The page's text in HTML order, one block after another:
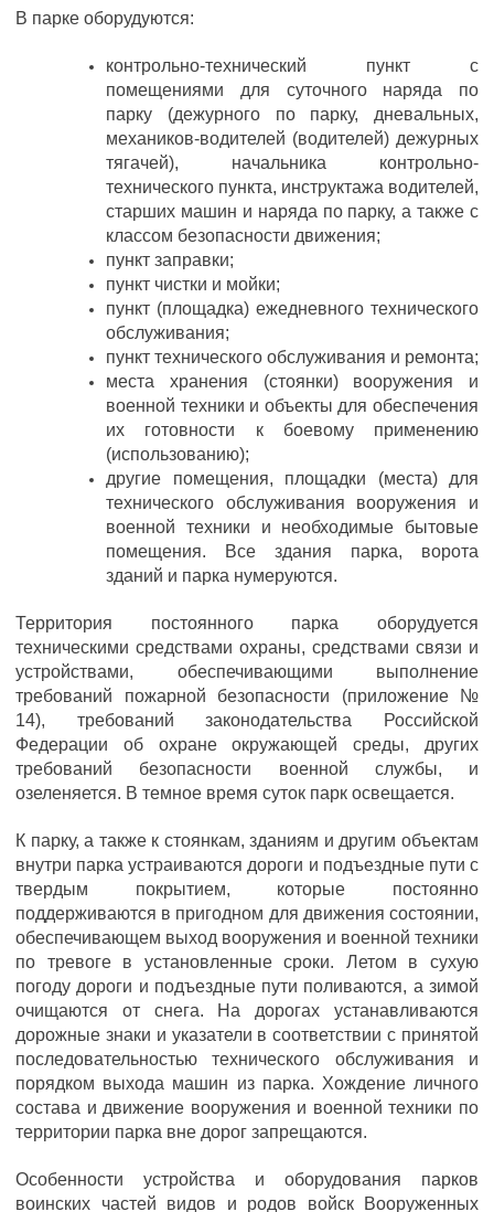
В парке оборудуются:
контрольно-технический пункт с
помещениями для суточного наряда по
парку (дежурного по парку, дневальных,
механиков-водителей (водителей) дежурных
тягачей), начальника контрольно-
технического пункта, инструктажа водителей,
старших машин и наряда по парку, а также с
классом безопасности движения;
пункт заправки;
пункт чистки и мойки;
пункт (площадка) ежедневного технического
обслуживания;
пункт технического обслуживания и ремонта;
места хранения (стоянки) вооружения и
военной техники и объекты для обеспечения
их готовности к боевому применению
(использованию);
другие помещения, площадки (места) для
технического обслуживания вооружения и
военной техники и необходимые бытовые
помещения. Все здания парка, ворота
зданий и парка нумеруются.
Территория постоянного парка оборудуется
техническими средствами охраны, средствами связи и
устройствами, обеспечивающими выполнение
требований пожарной безопасности (приложение №
14), требований законодательства Российской
Федерации об охране окружающей среды, других
требований безопасности военной службы, и
озеленяется. В темное время суток парк освещается.
К парку, а также к стоянкам, зданиям и другим объектам
внутри парка устраиваются дороги и подъездные пути с
твердым покрытием, которые постоянно
поддерживаются в пригодном для движения состоянии,
обеспечивающем выход вооружения и военной техники
по тревоге в установленные сроки. Летом в сухую
погоду дороги и подъездные пути поливаются, а зимой
очищаются от снега. На дорогах устанавливаются
дорожные знаки и указатели в соответствии с принятой
последовательностью технического обслуживания и
порядком выхода машин из парка. Хождение личного
состава и движение вооружения и военной техники по
территории парка вне дорог запрещаются.
Особенности устройства и оборудования парков
воинских частей видов и родов войск Вооруженных